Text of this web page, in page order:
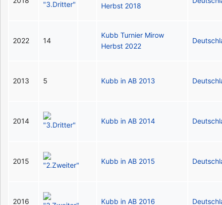
Herbst 2018
2022 14
Kubb Turnier Mirow
Herbst 2022
2013 5 Kubb in AB 2013
2014 Kubb in AB 2014
2015 Kubb in AB 2015
2016 Kubb in AB 2016